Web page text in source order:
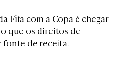
Fifa com a Copa é chegar
que os direitos de
fonte de receita.